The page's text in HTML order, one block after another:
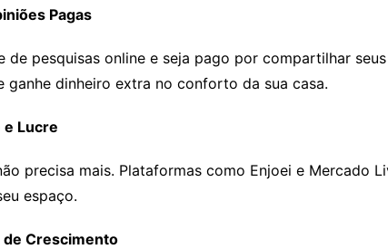
Pagas
pesquisas online e seja pago por compartilhar
ganhe dinheiro extra no conforto da sua casa.
e Lucre
precisa mais. Plataformas como Enjoei e Mercado
espaço.
de Crescimento